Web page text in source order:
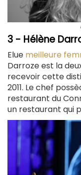
3 - Hélène
Elue meilleure
Darroze est la
recevoir cette
2011. Le chef
restaurant du
un restaurant qui